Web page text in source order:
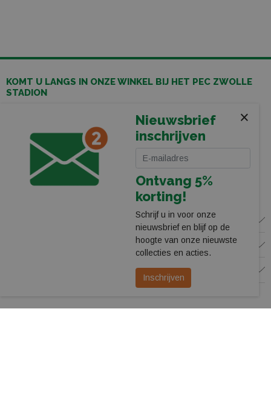
KOMT U LANGS IN ONZE WINKEL BIJ HET PEC ZWOLLE
STADION
8025 CP Zwolle
038-4550755
webshop@leerentveldvrijetijd.nl
Bekijk onze winkel
WINKEL
KLANTENSERVICE
VOLG ONS
×
Nieuwsbrief
inschrijven
Ontvang 5%
korting!
Schrijf u in voor onze
nieuwsbrief en blijf op de
hoogte van onze nieuwste
collecties en acties.
Inschrijven